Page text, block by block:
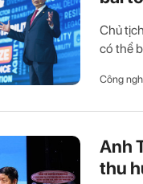
Chủ
có thể
Công
Anh
thu